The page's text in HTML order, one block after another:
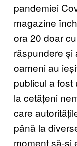
pandemiei
magazine
ora 20 doar
răspundere și
oameni au
publicul a fost
la cetățeni
care
până la
moment să-și